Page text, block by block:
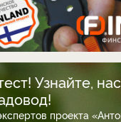
Узнайте,
проекта